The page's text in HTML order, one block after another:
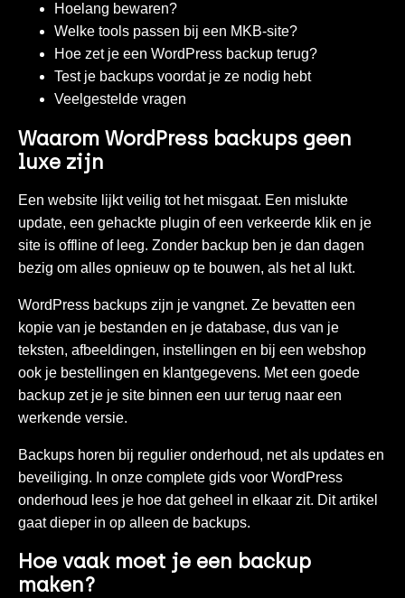
Hoelang bewaren?
Welke tools passen bij een MKB-site?
Hoe zet je een WordPress backup terug?
Test je backups voordat je ze nodig hebt
Veelgestelde vragen
Waarom WordPress backups geen
luxe zijn
Een website lijkt veilig tot het misgaat. Een mislukte
update, een gehackte plugin of een verkeerde klik en je
site is offline of leeg. Zonder backup ben je dan dagen
bezig om alles opnieuw op te bouwen, als het al lukt.
WordPress backups zijn je vangnet. Ze bevatten een
kopie van je bestanden en je database, dus van je
teksten, afbeeldingen, instellingen en bij een webshop
ook je bestellingen en klantgegevens. Met een goede
backup zet je je site binnen een uur terug naar een
werkende versie.
Backups horen bij regulier onderhoud, net als updates en
beveiliging. In onze complete gids voor WordPress
onderhoud lees je hoe dat geheel in elkaar zit. Dit artikel
gaat dieper in op alleen de backups.
Hoe vaak moet je een backup
maken?